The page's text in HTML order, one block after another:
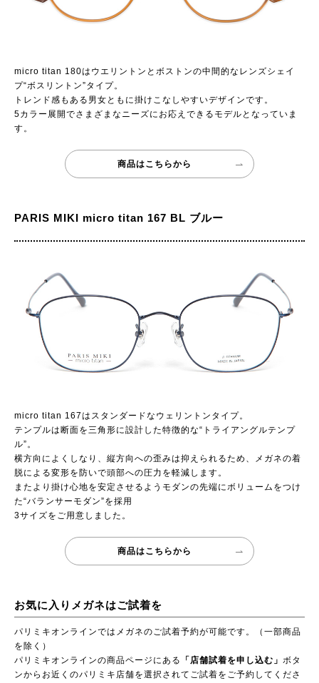
micro titan 180はウエリントンとボストンの中間的なレンズシェイ
プ“ボスリントン”タイプ。
トレンド感もある男女ともに掛けこなしやすいデザインです。
5カラー展開でさまざまなニーズにお応えできるモデルとなっていま
す。
商品はこちらから
PARIS MIKI micro titan 167 BL ブルー
micro titan 167はスタンダードなウェリントンタイプ。
テンプルは断面を三角形に設計した特徴的な“トライアングルテンプ
ル”。
横方向によくしなり、縦方向への歪みは抑えられるため、メガネの着
脱による変形を防いで頭部への圧力を軽減します。
またより掛け心地を安定させるようモダンの先端にボリュームをつけ
た“バランサーモダン”を採用
3サイズをご用意しました。
商品はこちらから
お気に入りメガネはご試着を
パリミキオンラインではメガネのご試着予約が可能です。（一部商品
を除く）
パリミキオンラインの商品ページにある
「店舗試着を申し込む」 ボタ
ンからお近くのパリミキ店舗を選択されてご試着をご予約してくださ